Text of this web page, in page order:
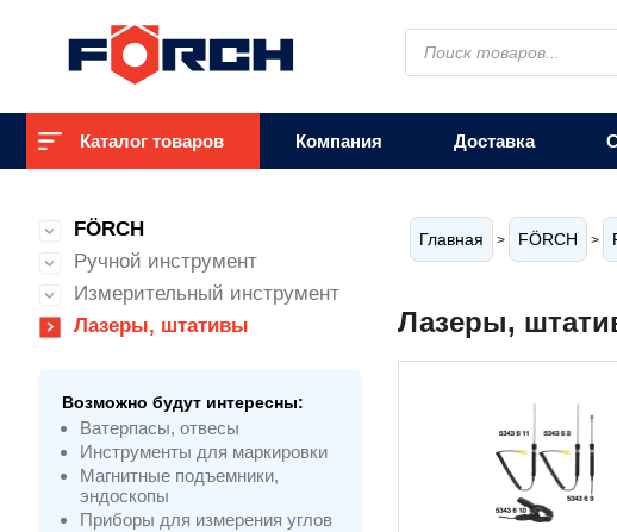
Поиск
товаров
Каталог товаров Компания Доставка
Главная > FÖRCH >
Лазеры,
FÖRCH
Ручной инструмент
Измерительный инструмент
Лазеры, штативы
Возможно будут интересны:
Ватерпасы, отвесы
Инструменты для маркировки
Магнитные подъемники,
эндоскопы
Приборы для измерения углов